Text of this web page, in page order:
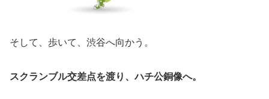
そして、歩いて、渋谷へ向かう。
スクランブル交差点を渡り、ハチ公銅像へ。